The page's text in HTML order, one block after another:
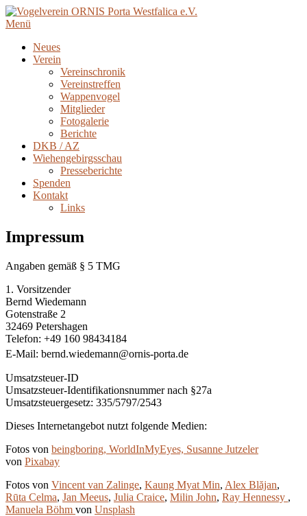
Menü
Neues
Verein
Vereinschronik
Vereinstreffen
Wappenvogel
Mitglieder
Fotogalerie
Berichte
DKB / AZ
Wiehengebirgsschau
Presseberichte
Spenden
Kontakt
Links
Impressum
Angaben gemäß § 5 TMG
1. Vorsitzender
Bernd Wiedemann
Gotenstraße 2
32469 Petershagen
Telefon: +49 160 98434184
E-Mail: bernd.wiedemann@ornis-porta.de
Umsatzsteuer-ID
Umsatzsteuer-Identifikationsnummer nach §27a
Umsatzsteuergesetz: 335/5797/2543
Dieses Internetangebot nutzt folgende Medien:
Fotos von beingboring, WorldInMyEyes, Susanne Jutzeler
von Pixabay
Fotos von Vincent van Zalinge, Kaung Myat Min, Alex Blăjan,
Rūta Celma, Jan Meeus, Julia Craice, Milin John, Ray Hennessy ,
Manuela Böhm von Unsplash